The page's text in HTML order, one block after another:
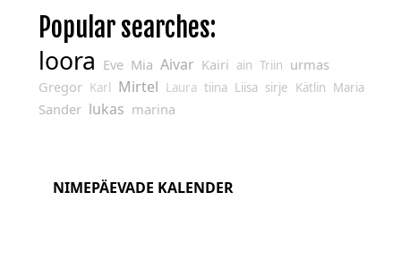
Popular searches:
loora Eve Mia Aivar Kairi ain Triin urmas
Gregor Karl Mirtel Laura tiina Liisa sirje Kätlin Maria
Sander lukas marina
NIMEPÄEVADE KALENDER